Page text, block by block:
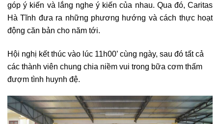
góp ý kiến và lắng nghe ý kiến của nhau. Qua đó, Caritas
Hà Tĩnh đưa ra những phương hướng và cách thực hoạt
động căn bản cho năm tới.
Hội nghị kết thúc vào lúc 11h00’ cùng ngày, sau đó tất cả
các thành viên chung chia niềm vui trong bữa cơm thấm
đượm tình huynh đệ.